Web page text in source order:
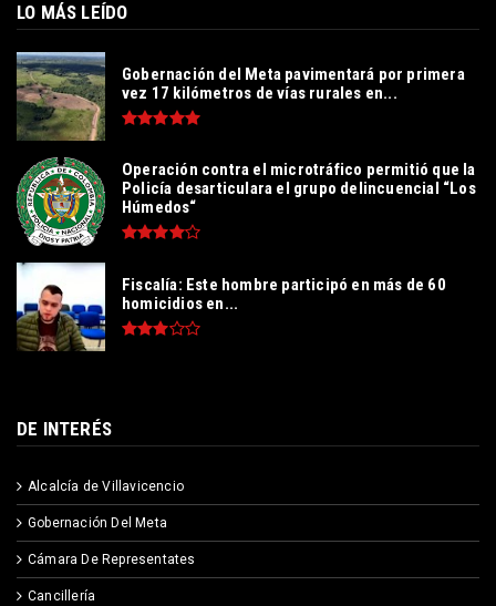
LO MÁS LEÍDO
Gobernación del Meta pavimentará por primera
vez 17 kilómetros de vías rurales en...
Operación contra el microtráfico permitió que la
Policía desarticulara el grupo delincuencial “Los
Húmedos“
Fiscalía: Este hombre participó en más de 60
homicidios en...
DE INTERÉS
Alcalcía de Villavicencio
Gobernación Del Meta
Cámara De Representates
Cancillería